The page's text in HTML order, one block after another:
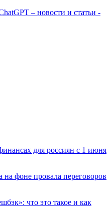
– новости и статьи -
для россиян с 1 июня
на фоне провала переговоров
что это такое и как